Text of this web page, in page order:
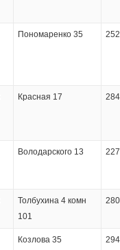
Пономаренко 35
Красная 17
Володарского 13
Толбухина 4 комн
101
Козлова 35